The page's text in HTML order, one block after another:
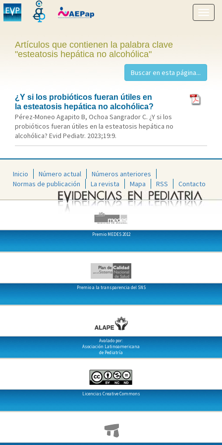
menú
Artículos que contienen la palabra clave
"esteatosis hepática no alcohólica"
¿Y si los probióticos fueran útiles en
la esteatosis hepática no alcohólica?
Pérez-Moneo Agapito B, Ochoa Sangrador C. ¿Y si los
probióticos fueran útiles en la esteatosis hepática no
alcohólica? Evid Pediatr. 2023;19:9.
Inicio Número actual
Números anteriores
Normas de publicación
La revista Mapa RSS Contacto
Premio MEDES 2012
Premio a la transparencia del SNS
Avalado por:
Asociación Latinoamericana
de Pediatría
Licencias Creative Commons